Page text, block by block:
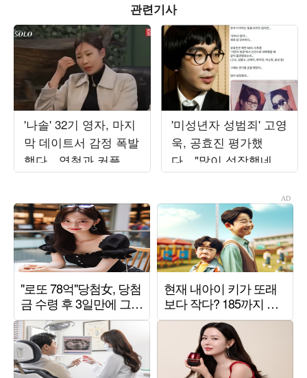
관련기사
'나솔' 32기 영자, 마지
막 데이트서 감정 폭발
했다…영철과 커플 되
지 못한 이유는 ('촌장')
'미성년자 성범죄' 고영
욱, 공효진 평가했
다…"많이 성장했네,
신인 때 같이 MBC 출